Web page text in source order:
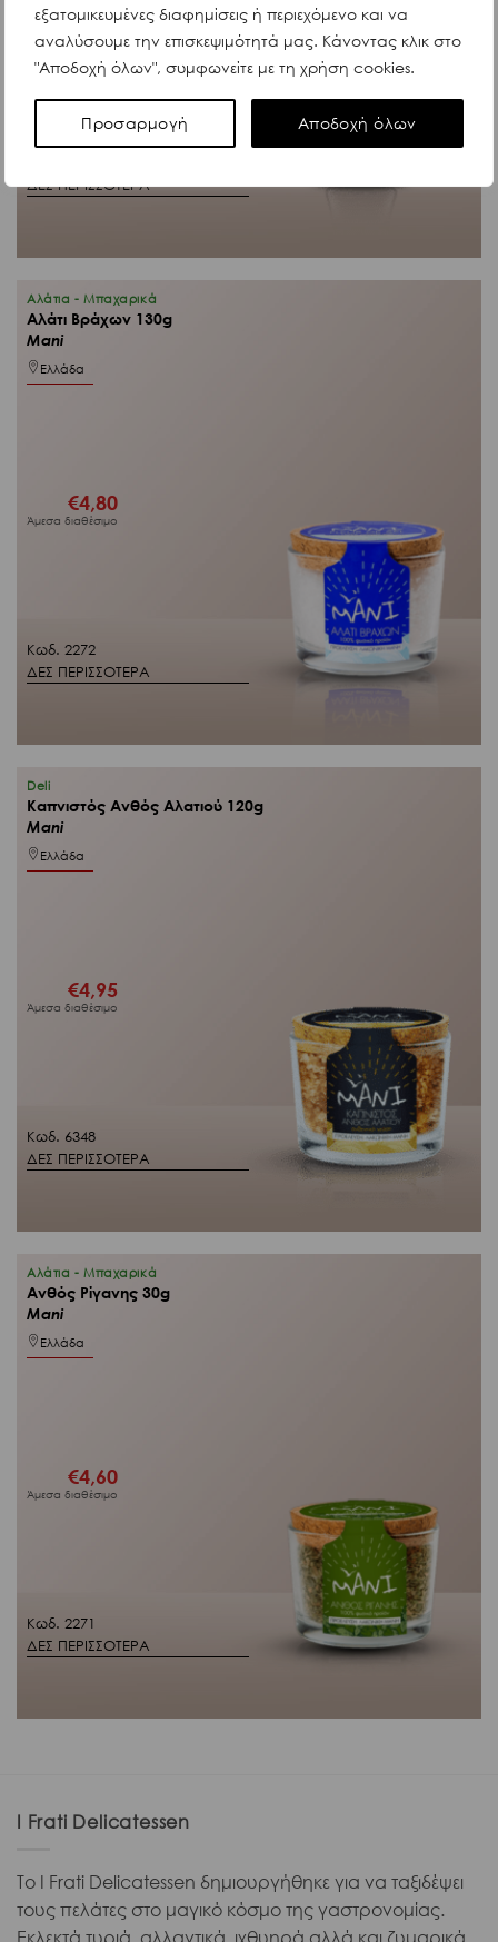
εξατομικευμένες διαφημίσεις ή περιεχόμενο και να
αναλύσουμε την επισκεψιμότητά μας. Κάνοντας κλικ στο
"Αποδοχή όλων", συμφωνείτε με τη χρήση cookies.
Προσαρμογή Αποδοχή όλων
ΔΕΣ ΠΕΡΙΣΣΟΤΕΡΑ
€6,83
Άμεσα διαθέσιμο
Κωδ. 2272
ΔΕΣ ΠΕΡΙΣΣΟΤΕΡΑ
Αλάτια - Μπαχαρικά
Αλάτι Βράχων 130g
Mani
Ελλάδα
€4,80
Άμεσα διαθέσιμο
Κωδ. 6348
ΔΕΣ ΠΕΡΙΣΣΟΤΕΡΑ
Deli
Καπνιστός Ανθός Αλατιού 120g
Mani
Ελλάδα
€4,95
Άμεσα διαθέσιμο
Κωδ. 2271
ΔΕΣ ΠΕΡΙΣΣΟΤΕΡΑ
Αλάτια - Μπαχαρικά
Ανθός Ρίγανης 30g
Mani
Ελλάδα
€4,60
Άμεσα διαθέσιμο
I Frati Delicatessen
Το I Frati Delicatessen δημιουργήθηκε για να ταξιδέψει
τους πελάτες στο μαγικό κόσμο της γαστρονομίας.